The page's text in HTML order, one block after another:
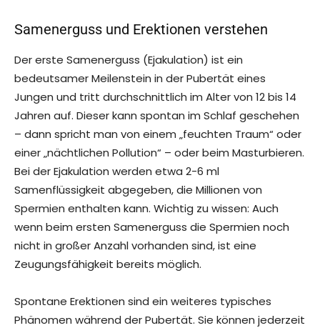
Samenerguss und Erektionen verstehen
Der erste Samenerguss (Ejakulation) ist ein
bedeutsamer Meilenstein in der Pubertät eines
Jungen und tritt durchschnittlich im Alter von 12 bis 14
Jahren auf. Dieser kann spontan im Schlaf geschehen
– dann spricht man von einem „feuchten Traum“ oder
einer „nächtlichen Pollution“ – oder beim Masturbieren.
Bei der Ejakulation werden etwa 2-6 ml
Samenflüssigkeit abgegeben, die Millionen von
Spermien enthalten kann. Wichtig zu wissen: Auch
wenn beim ersten Samenerguss die Spermien noch
nicht in großer Anzahl vorhanden sind, ist eine
Zeugungsfähigkeit bereits möglich.
Spontane Erektionen sind ein weiteres typisches
Phänomen während der Pubertät. Sie können jederzeit